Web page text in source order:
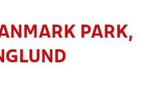
PARK,